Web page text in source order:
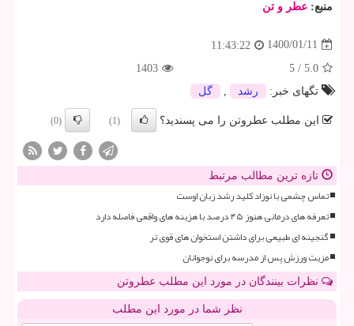
منبع: عطر و تن
1400/01/11
11:43:22
5.0
/
5
1403
تگهای خبر:
رشد , گل
این مطلب عطروتن را می پسندید؟ (1)
(0)
تازه ترین مطالب مرتبط
تماس چشمی با نوزاد کلید رشد زبان اوست
تعرفه های درمانی هنوز ۴۵ درصد با هزینه های واقعی فاصله دارد
گنجینه ای طبیعی برای داشتن استخوان های قوی تر
مزیت ورزش پس از مدرسه برای نوجوانان
نظرات بینندگان در مورد این مطلب عطروتن
نظر شما در مورد این مطلب